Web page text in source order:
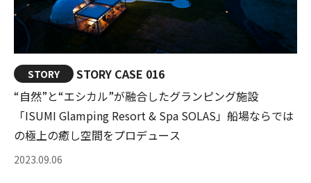
STORY
STORY CASE 016
“自然”と“エシカル”が融合したグランピング施設
「ISUMI Glamping Resort & Spa SOLAS」船場ならでは
の極上の癒し空間をプロデュース
2023.09.06